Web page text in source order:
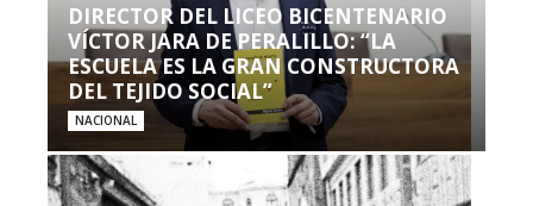
DIRECTOR DEL LICEO BICENTENARIO
VÍCTOR JARA DE PERALILLO: “LA
ESCUELA ES LA GRAN CONSTRUCTORA
DEL TEJIDO SOCIAL”
NACIONAL